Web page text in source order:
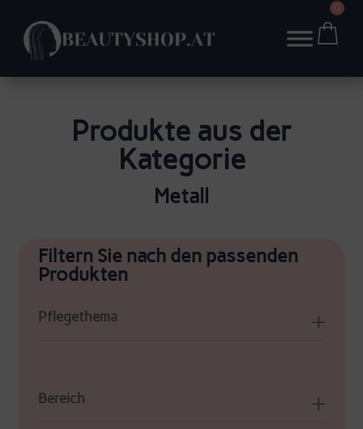
0
Produkte aus der
Kategorie
Metall
Filtern Sie nach den passenden
Produkten
Pflegethema
Bereich